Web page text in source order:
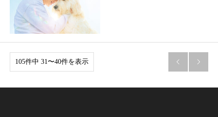
105件中 31〜40件を表示  